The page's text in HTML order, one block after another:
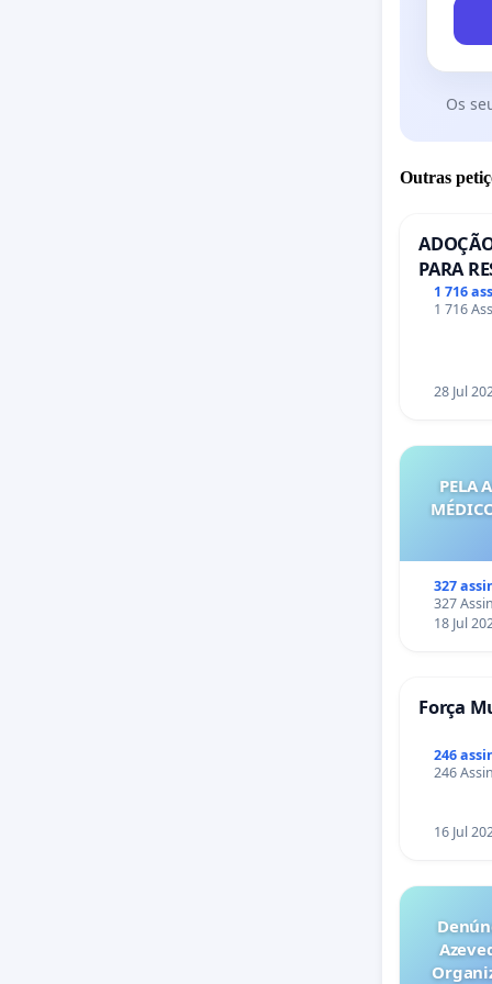
Os
Outras
PARA
PONTE
1 716
1 716
28 Jul
PELA
327
327
18 Jul
Força
246
246
16 Jul